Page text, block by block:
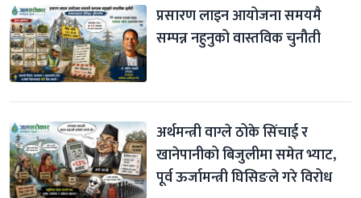
प्रसारण लाइन आयोजना समयमै
सम्पन्न नहुनुको वास्तविक चुनौती
अर्थमन्त्री वाग्ले ठोके सिंचाई र
खानेपानीको बिजुलीमा समेत भ्याट,
पूर्व ऊर्जामन्त्री घिसिङले गरे विरोध